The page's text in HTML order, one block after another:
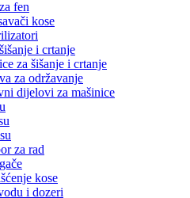
fen
kose
i crtanje
za šišanje i crtanje
za održavanje
dijelovi za mašinice
za rad
kose
i dozeri